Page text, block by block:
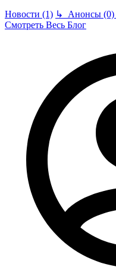
Новости (1) ↳ Анонсы (0)
Смотреть Весь Блог